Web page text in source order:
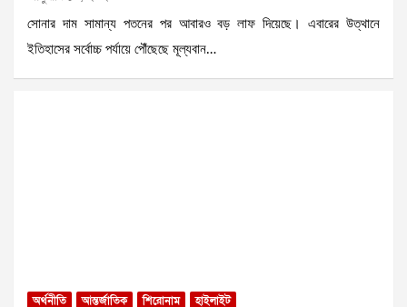
সোনার দাম সামান্য পতনের পর আবারও বড় লাফ দিয়েছে। এবারের উত্থানে
ইতিহাসের সর্বোচ্চ পর্যায়ে পৌঁছেছে মূল্যবান…
অর্থনীতি আন্তর্জাতিক শিরোনাম হাইলাইট